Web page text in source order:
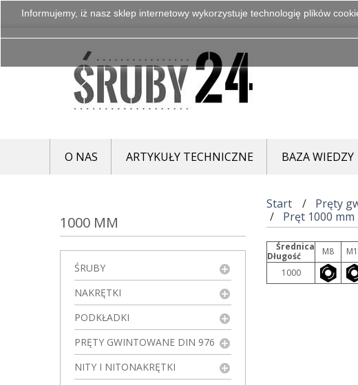
O NAS ARTYKUŁY TECHNICZNE BAZA WIEDZY
1000 MM
ŚRUBY
NAKRĘTKI
PODKŁADKI
PRĘTY GWINTOWANE DIN 976
NITY I NITONAKRĘTKI
Start Pręty
Pręt 1000
Średnica
Długość
M8
1000
Informujemy, iż nasz sklep internetowy wykorzystuje technologię plików